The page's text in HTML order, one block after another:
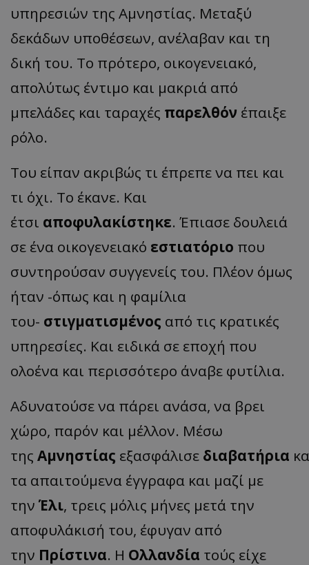
υπηρεσιών της Αμνηστίας. Μεταξύ
δεκάδων υποθέσεων, ανέλαβαν και τη
δική του. Το πρότερο, οικογενειακό,
απολύτως έντιμο και μακριά από
μπελάδες και ταραχές παρελθόν έπαιξε
ρόλο.
Του είπαν ακριβώς τι έπρεπε να πει και
τι όχι. Το έκανε. Και
έτσι αποφυλακίστηκε. Έπιασε δουλειά
σε ένα οικογενειακό εστιατόριο που
συντηρούσαν συγγενείς του. Πλέον όμως
ήταν -όπως και η φαμίλια
του- στιγματισμένος από τις κρατικές
υπηρεσίες. Και ειδικά σε εποχή που
ολοένα και περισσότερο άναβε φυτίλια.
Αδυνατούσε να πάρει ανάσα, να βρει
χώρο, παρόν και μέλλον. Μέσω
της Αμνηστίας εξασφάλισε διαβατήρια
τα απαιτούμενα έγγραφα και μαζί με
την Έλι, τρεις μόλις μήνες μετά την
αποφυλάκισή του, έφυγαν από
την Πρίστινα. Η Ολλανδία τούς είχε